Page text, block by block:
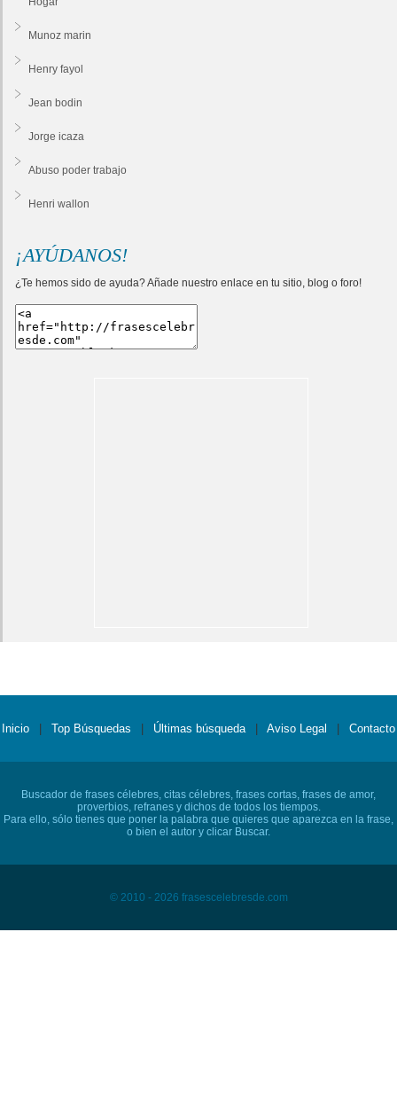
Munoz marin
Henry fayol
Jean bodin
Jorge icaza
Abuso poder trabajo
Henri wallon
¡AYÚDANOS!
¿Te hemos sido de ayuda? Añade nuestro enlace en tu sitio, blog o foro!
Inicio Top Búsquedas Últimas búsqueda Aviso Legal Contacto
Buscador de frases célebres, citas célebres, frases cortas, frases de amor,
proverbios, refranes y dichos de todos los tiempos.
Para ello, sólo tienes que poner la palabra que quieres que aparezca en la frase,
o bien el autor y clicar Buscar.
© 2010 - 2026 frasescelebresde.com